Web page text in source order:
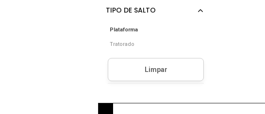
Plataforma
Tratorado